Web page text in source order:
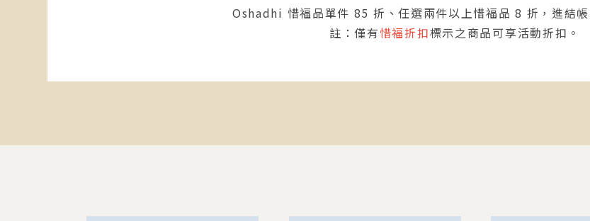
Oshadhi 惜福品單件 85 折、任選兩件以上惜福品 8 折，進結帳
註：僅有惜福折扣標示之商品可享活動折扣。